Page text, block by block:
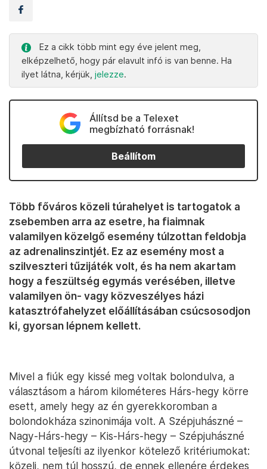
Ez a cikk több mint egy éve jelent meg,
elképzelhető, hogy pár elavult infó is van benne. Ha
ilyet látna, kérjük, jelezze.
Állítsd be a Telexet
megbízható forrásnak!
Beállítom
Több főváros közeli túrahelyet is tartogatok a
zsebemben arra az esetre, ha fiaimnak
valamilyen közelgő esemény túlzottan feldobja
az adrenalinszintjét. Ez az esemény most a
szilveszteri tűzijáték volt, és ha nem akartam
hogy a feszültség egymás verésében, illetve
valamilyen ön- vagy közveszélyes házi
katasztrófahelyzet előállításában csúcsosodjon
ki, gyorsan lépnem kellett.
Mivel a fiúk egy kissé meg voltak bolondulva, a
választásom a három kilométeres Hárs-hegy körre
esett, amely hegy az én gyerekkoromban a
bolondokháza szinonimája volt. A Szépjuhászné –
Nagy-Hárs-hegy – Kis-Hárs-hegy – Szépjuhászné
útvonal teljesíti az ilyenkor kötelező kritériumokat:
közeli, nem túl hosszú, de ennek ellenére érdekes